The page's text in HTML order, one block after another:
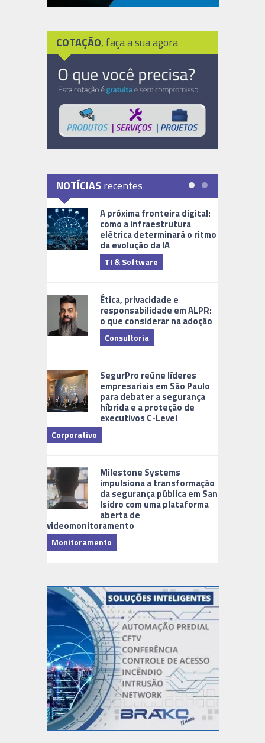
COTAÇÃO, faça a sua agora
NOTÍCIASrecentes
A próxima fronteira digital:
como a infraestrutura
elétrica determinará o ritmo
da evolução da IA
TI & Software
Ética, privacidade e
responsabilidade em ALPR:
o que considerar na adoção
Consultoria
SegurPro reúne líderes
empresariais em São Paulo
para debater a segurança
híbrida e a proteção de
executivos C-Level
Corporativo
Milestone Systems
impulsiona a transformação
da segurança pública em San
Isidro com uma plataforma
aberta de
videomonitoramento
Monitoramento